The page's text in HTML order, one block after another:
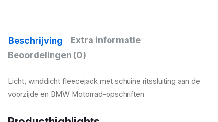
Beschrijving
Extra informatie
Beoordelingen (0)
Licht, winddicht fleecejack met schuine ritssluiting aan de
voorzijde en BMW Motorrad-opschriften.